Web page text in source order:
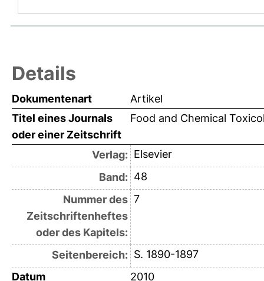
Details
Dokumentenart
Artikel
Titel eines Journals
oder einer Zeitschrift
Food and Chemical
Verlag: Elsevier
Band: 48
Nummer des
Zeitschriftenheftes
oder des Kapitels:
7
Seitenbereich: S. 1890-1897
Datum
2010